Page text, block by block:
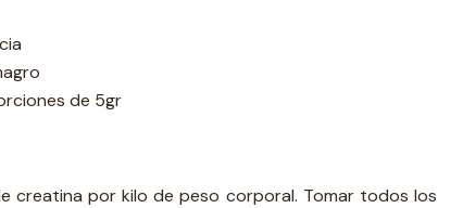
de 5gr
creatina por kilo de peso corporal. Tomar todos los